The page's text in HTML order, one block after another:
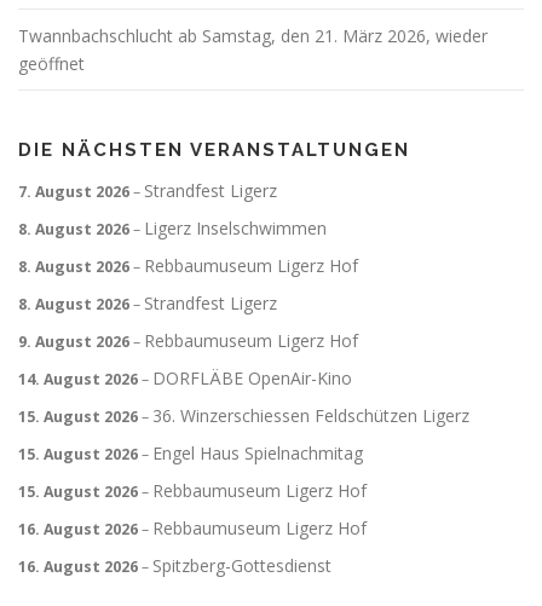
Twannbachschlucht ab Samstag, den 21. März 2026, wieder
geöffnet
DIE NÄCHSTEN VERANSTALTUNGEN
7. August 2026– Strandfest Ligerz
8. August 2026– Ligerz Inselschwimmen
8. August 2026– Rebbaumuseum Ligerz Hof
8. August 2026– Strandfest Ligerz
9. August 2026– Rebbaumuseum Ligerz Hof
14. August 2026– DORFLÄBE OpenAir-Kino
15. August 2026– 36. Winzerschiessen Feldschützen Ligerz
15. August 2026– Engel Haus Spielnachmitag
15. August 2026– Rebbaumuseum Ligerz Hof
16. August 2026– Rebbaumuseum Ligerz Hof
16. August 2026– Spitzberg-Gottesdienst